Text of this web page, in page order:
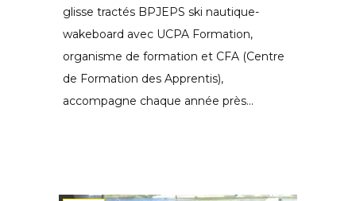
glisse tractés BPJEPS ski nautique-
wakeboard avec UCPA Formation,
organisme de formation et CFA (Centre
de Formation des Apprentis),
accompagne chaque année près...